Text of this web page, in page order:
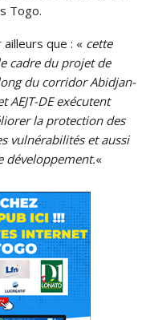
Togo.
que : « cette
cadre du projet de
du corridorAbidjan-
AEJT-DEexécutent
la protection des
vulnérabilités et aussi
développement.«